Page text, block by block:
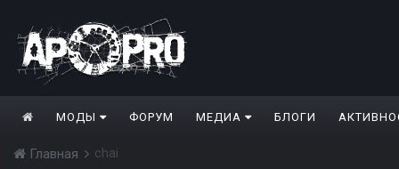
МОДЫ ФОРУМ МЕДИА БЛОГИ
Главная chai